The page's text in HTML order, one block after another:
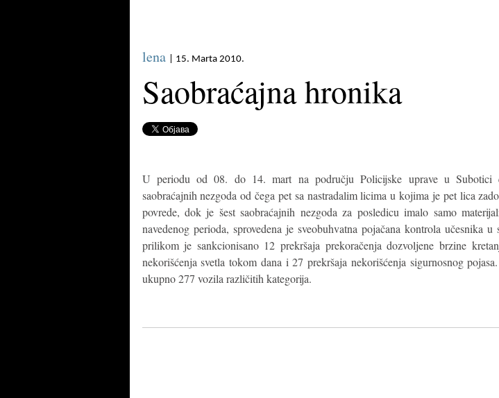
lena | 15. Marta 2010.
Saobraćajna hronika
U periodu od 08. do 14. mart na području Policijske uprave u Subotici
saobraćajnih nezgoda od čega pet sa nastradalim licima u kojima je pet lica
povrede, dok je šest saobraćajnih nezgoda za posledicu imalo samo
navedenog perioda, sprovedena je sveobuhvatna pojačana kontrola učesnika u
prilikom je sankcionisano 12 prekršaja prekoračenja dozvoljene brzine
nekorišćenja svetla tokom dana i 27 prekršaja nekorišćenja sigurnosnog
ukupno 277 vozila različitih kategorija.